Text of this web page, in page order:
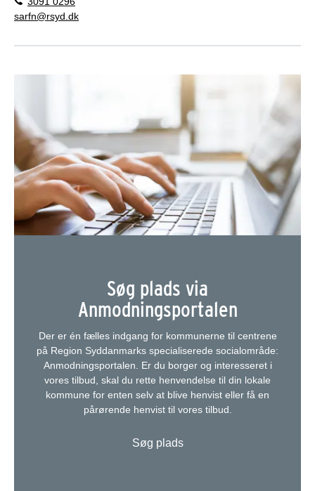
sarfn@rsyd.dk
Søg plads via
Anmodningsportalen
Der er én fælles indgang for kommunerne til centrene
på Region Syddanmarks specialiserede socialområde:
Anmodningsportalen. Er du borger og interesseret i
vores tilbud, skal du rette henvendelse til din lokale
kommune for enten selv at blive henvist eller få en
pårørende henvist til vores tilbud.
Søg plads